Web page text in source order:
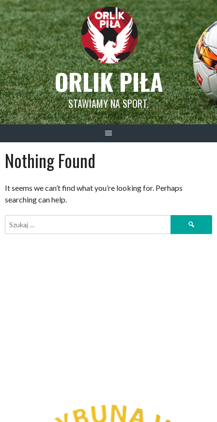
Skip
to
content
ORLIK PIŁA
STAWIAMY NA SPORT.
Nothing Found
It seems we can’t find what you’re looking for. Perhaps
searching can help.
Szukaj: